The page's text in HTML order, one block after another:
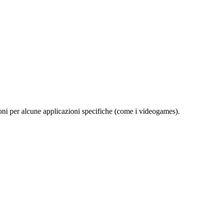
per alcune applicazioni specifiche (come i videogames).